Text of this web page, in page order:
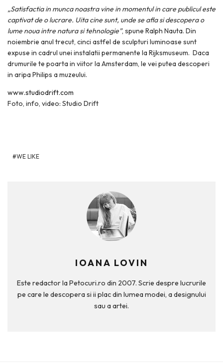
„Satisfactia in munca noastra vine in momentul in care publicul este
captivat de o lucrare. Uita cine sunt, unde se afla si descopera o
lume noua intre natura si tehnologie”, spune Ralph Nauta. Din
noiembrie anul trecut, cinci astfel de sculpturi luminoase sunt
expuse in cadrul unei instalatii permanente la Rijksmuseum. Daca
drumurile te poarta in viitor la Amsterdam, le vei putea descoperi
in aripa Philips a muzeului.
www.studiodrift.com
Foto, info, video: Studio Drift
WE LIKE
IOANA LOVIN
Este redactor la Petocuri.ro din 2007. Scrie despre lucrurile
pe care le descopera si ii plac din lumea modei, a designului
sau a artei.